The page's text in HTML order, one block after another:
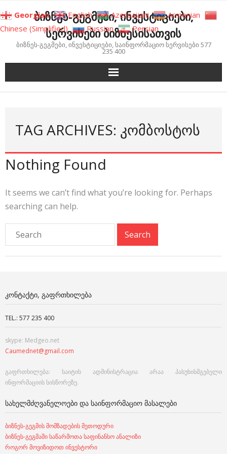
to
content
ბიზნეს-გეგმები, ინვესტიციები,
სერვისები ბიზნესისათვის
ბიზნეს-გეგმები, ინვესტიციები, საინფორმაციო სერვისები 577
235 400
TAG ARCHIVES: ᲙᲝᲛᲑᲝᲡᲢᲝᲡ
Nothing Found
It seems we can’t find what you’re looking for. Perhaps
searching can help.
ᲙᲝᲜᲢᲐᲥᲢᲘ, ᲒᲐᲤᲠᲗᲮᲘᲚᲔᲑᲐ
TEL.: 577 235 400
skype: Medgeo.net
Caumednet@gmail.com
გაფრთხილება: საიტის ადმინისტრაცია არაა პასუხისმგებელი
ინფორმაციის სისწორეზე.
ᲡᲐᲮᲔᲚᲛᲫᲦᲕᲐᲜᲔᲚᲝᲔᲑᲘ ᲓᲐ ᲡᲐᲘᲜᲤᲝᲠᲛᲐᲪᲘᲝ ᲛᲐᲡᲐᲚᲔᲑᲘ
ბიზნეს-გეგმის მომზადების მეთოდური
ბიზნეს-გეგმაში საწარმოთა საფინანსო ანალიზი
როგორ მოვიზიდოთ ინვესტორი
Georgian English Azerbaijani
Armenian
Chinese (Simplified)
Russian Persian